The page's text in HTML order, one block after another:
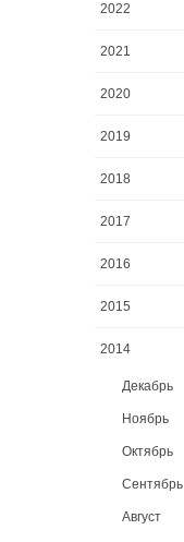
2022
2021
2020
2019
2018
2017
2016
2015
2014
Декабрь
Ноябрь
Октябрь
Сентябрь
Август